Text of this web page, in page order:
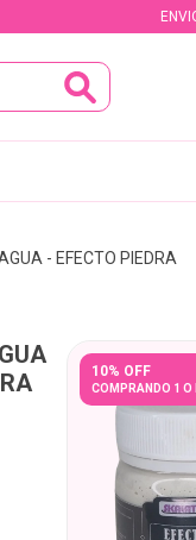
- EFECTO PIEDRA
10% OFF
COMPRANDO 1 O